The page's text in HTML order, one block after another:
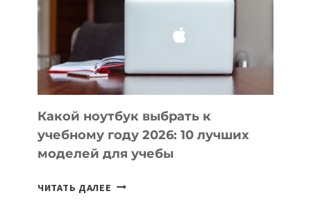
СОЗДАВАТЬ
БЕЗ
СЛОЖНОГО
КОДА
Какой ноутбук выбрать к
учебному году 2026: 10 лучших
моделей для учебы
ЧИТАТЬ ДАЛЕЕ КАКОЙ